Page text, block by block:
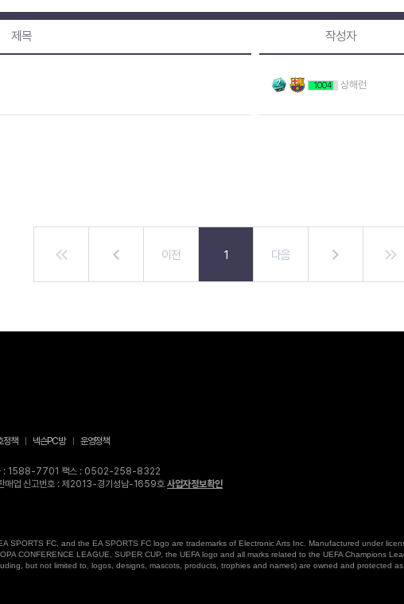
제목 작성자
1004 상해런
이전 1 다음
정책 넥슨PC방 운영정책
전화 : 1588-7701 팩스 : 0502-258-8322
업 신고번호 : 제2013-경기성남-1659호 사업자정보확인
SPORTS FC, and the EA SPORTS FC logo are trademarks of Electronic Arts Inc. Manufactured under
CONFERENCE LEAGUE, SUPER CUP, the UEFA logo and all marks related to the UEFA Champions
but not limited to, logos, designs, mascots, products, trophies and names) are owned and protected